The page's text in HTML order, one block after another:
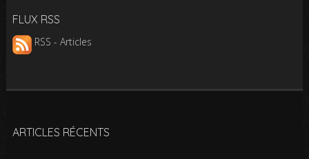
FLUX RSS
RSS - Articles
ARTICLES RÉCENTS